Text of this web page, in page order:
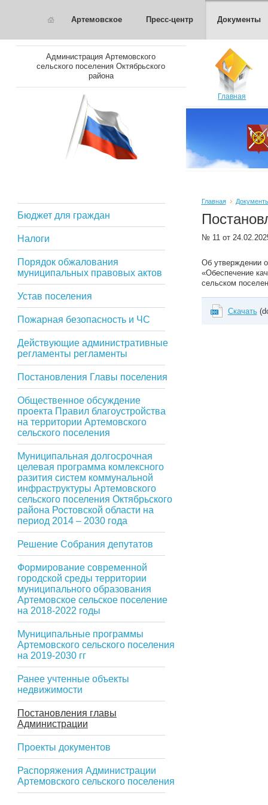
Артемовское Пресс-центр Документы
Администрация Артемовского
сельского поселения Октябрьского
района
Главная
Бюджет для граждан
Налоги
Порядок обжалования
муниципальных правовых актов
Устав поселения
Пожарная безопасность и ЧС
Действующие административные
регламенты регламенты
Постановления Главы поселения
Общественное обсуждение
проекта Правил благоустройства
на территории Артемовского
сельского поселения
Муниципальная долгосрочная
целевая программа комлексного
разития систем коммунальной
инфраструктуры Артемовского
сельского поселения Октябрьского
района Ростовской области на
период 2014 – 2030 года
Решение Собрания депутатов
Формирование современной
городской среды территории
муниципального образования
Артемовское сельское поселение
на 2018-2022 годы
Муниципальные программы
Артемовского сельского поселения
на 2019-2030 гг
Ранее учтенные объекты
недвижимости
Постановления главы
Администрации
Проекты документов
Распоряжения Администрации
Артемовского сельского поселения
Главная
№ 11 от
Об утверждении
«Обеспечение
сельском
Скачать